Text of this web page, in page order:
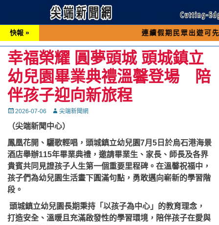
快報 » 連續假期民眾出遊可先撥打交通
幸福榮耀 圓夢頭城 頭城鎮立
幼兒園畢業典禮溫馨登場 陪
伴孩子迎向新旅程
Posted
2026-07-06 Autor尖端新聞網
（尖端新聞中心）
鳳凰花開、驪歌輕唱，頭城鎮立幼兒園7月5日於烏石港海景
酒店舉辦115年畢業典禮，邀請畢業生、家長、師長及各界
貴賓共同見證孩子人生第一個重要里程碑。在溫馨祝福中，
孩子們為幼兒園生活畫下圓滿句點，勇敢邁向嶄新的學習階
段。
頭城鎮立幼兒園長期秉持「以孩子為中心」的教育理念，
打造安全、溫暖且充滿啟發性的學習環境，陪伴孩子在愛與